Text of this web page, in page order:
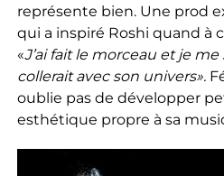
représente bien. Une prod
qui a inspiré Roshi quand à
«J’ai fait le morceau et je
collerait avec son univers».
oublie pas de développer
esthétique propre à sa